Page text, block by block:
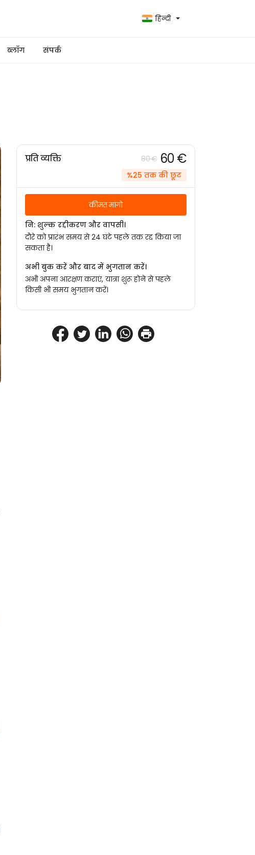
हिन्दी
ब्लॉग संपर्क
प्रति व्यक्ति 80 € 60 €
%25 तक की छूट
कीमत मांगो
नि: शुल्क रद्दीकरण और वापसी।
दौरे को प्रारंभ समय से 24 घंटे पहले तक रद्द किया जा
सकता है।
अभी बुक करें और बाद में भुगतान करें।
अभी अपना आरक्षण कराएं, यात्रा शुरू होने से पहले
किसी भी समय भुगतान करें।